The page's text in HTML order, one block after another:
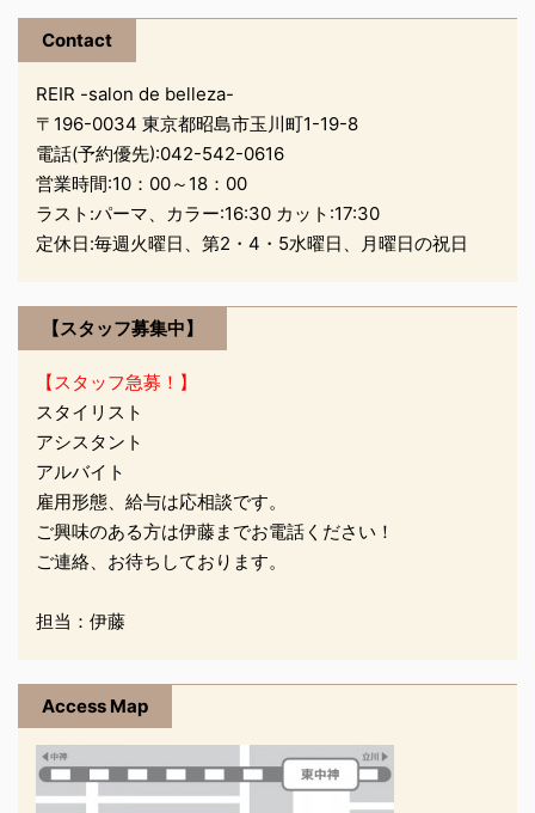
Contact
REIR -salon de belleza-
〒196-0034 東京都昭島市玉川町1-19-8
電話(予約優先):042-542-0616
営業時間:10：00～18：00
ラスト:パーマ、カラー:16:30 カット:17:30
定休日:毎週火曜日、第2・4・5水曜日、月曜日の祝日
【スタッフ募集中】
【スタッフ急募！】
スタイリスト
アシスタント
アルバイト
雇用形態、給与は応相談です。
ご興味のある方は伊藤までお電話ください！
ご連絡、お待ちしております。
担当：伊藤
Access Map